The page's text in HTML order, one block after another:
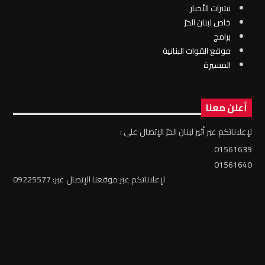
نشرات الأخبار
خاص لبنان الحرّ
برامج
موقع القوات البنانية
المسيرة
أعلن معنا
لإعلاناتكم عبر أثير لبنان الحرّ الإتصال على :
01561639
01561640
لإعلاناتكم عبر موقعنا الإتصال عبر: 09225577